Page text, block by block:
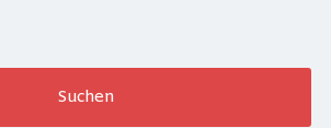
Suchen